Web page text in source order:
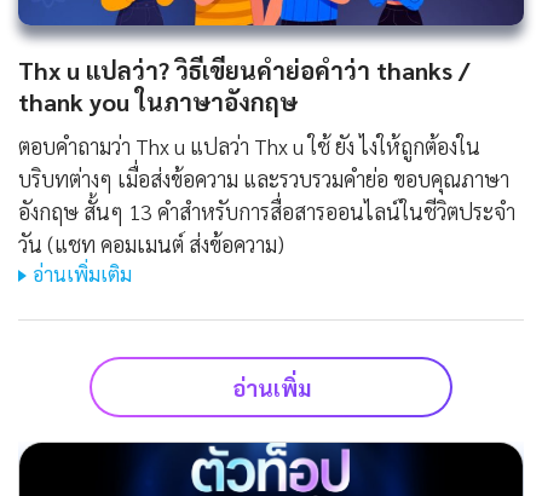
Thx u แปลว่า? วิธีเขียนคำย่อคำว่า thanks /
thank you ในภาษาอังกฤษ
ตอบคำถามว่า Thx u แปลว่า Thx u ใช้ ยัง ไงให้ถูกต้องใน
บริบทต่างๆ เมื่อส่งข้อความ และรวบรวมคำย่อ ขอบคุณภาษา
อังกฤษ สั้นๆ 13 คำสำหรับการสื่อสารออนไลน์ในชีวิตประจำ
วัน (แชท คอมเมนต์ ส่งข้อความ)
อ่านเพิ่มเติม
อ่านเพิ่ม